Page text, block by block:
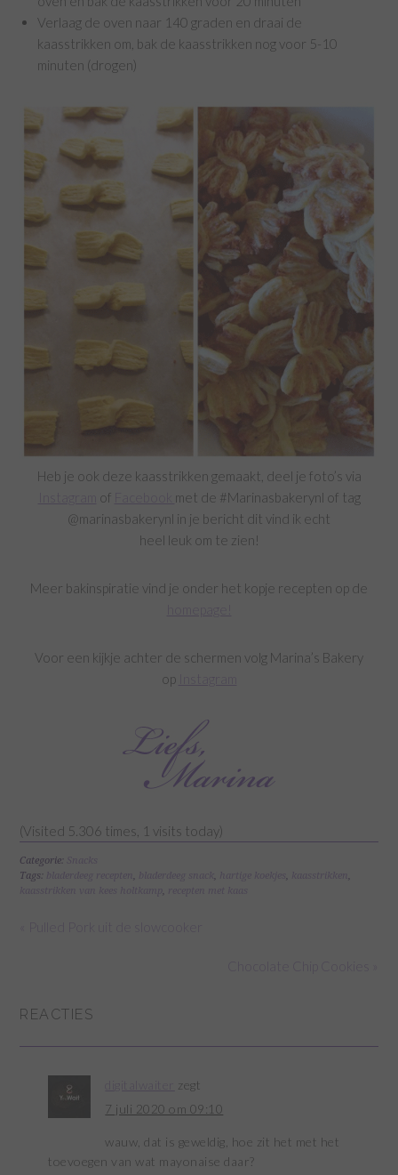
Verlaag de oven naar 140 graden en draai de
kaasstrikken om, bak de kaasstrikken nog voor 5-10
minuten (drogen)
Heb je ook deze kaasstrikken gemaakt, deel je foto’s via
Instagram
of
met de #Marinasbakerynl of tag
@marinasbakerynl in je bericht dit vind ik echt
heel leuk om te zien!
Meer bakinspiratie vind je onder het kopje recepten op de
homepage!
Voor een kijkje achter de schermen volg Marina’s Bakery
op
Instagram
(Visited 5.306 times, 1 visits today)
Categorie:
Snacks
Tags: bladerdeeg recepten, bladerdeeg snack, hartige koekjes, kaasstrikken,
kaasstrikken van kees holtkamp, recepten met kaas
REACTIES
zegt
7 juli 2020 om 09:10
wauw, dat is geweldig, hoe zit het met het
toevoegen van wat mayonaise daar?